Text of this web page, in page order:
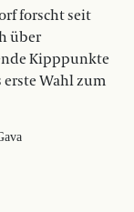
forscht seit
über
Kipppunkte
Wahl zum